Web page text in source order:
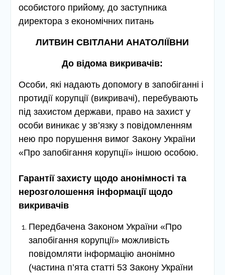
особистого прийому, до заступника
директора з економічних питань
ЛИТВИН СВІТЛАНИ АНАТОЛІЇВНИ
До відома викривачів:
Особи, які надають допомогу в запобіганні і
протидії корупції (викривачі), перебувають
під захистом держави, право на захист у
особи виникає у зв’язку з повідомленням
нею про порушення вимог Закону України
«Про запобігання корупції» іншою особою.
Гарантії захисту щодо анонімності та
нерозголошення інформації щодо
викривачів
Передбачена Законом України «Про
запобігання корупції» можливість
повідомляти інформацію анонімно
(частина п’ята статті 53 Закону України